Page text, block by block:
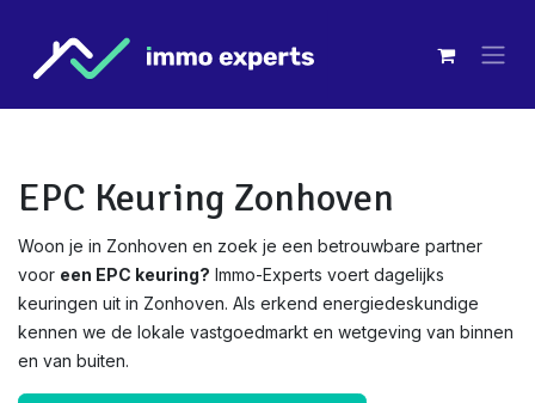
EPC Keuring Zonhoven
Woon je in Zonhoven en zoek je een betrouwbare partner
voor een EPC keuring? Immo-Experts voert dagelijks
keuringen uit in Zonhoven. Als erkend energiedeskundige
kennen we de lokale vastgoedmarkt en wetgeving van binnen
en van buiten.